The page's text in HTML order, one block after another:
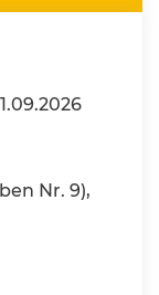
Nr. 9),